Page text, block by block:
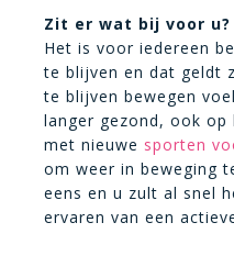
Zit er wat bij voor u?
Het is voor iedereen
te blijven en dat geldt
te blijven bewegen
langer gezond, ook
met nieuwe sporten
om weer in beweging
eens en u zult al snel
ervaren van een